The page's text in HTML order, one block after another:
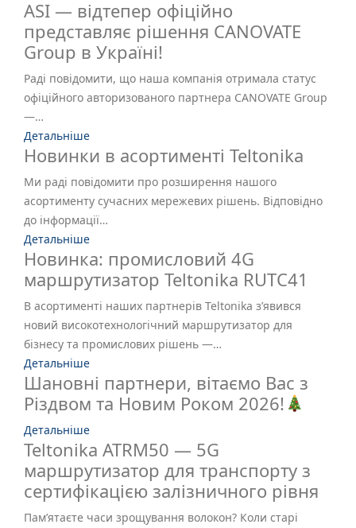
ASI — відтепер офіційно
представляє рішення CANOVATE
Group в Україні!
Раді повідомити, що наша компанія отримала статус
офіційного авторизованого партнера CANOVATE Group
—…
Детальніше
Новинки в асортименті Teltonika
Ми раді повідомити про розширення нашого
асортименту сучасних мережевих рішень. Відповідно
до інформації…
Детальніше
Новинка: промисловий 4G
маршрутизатор Teltonika RUTC41
В асортименті наших партнерів Teltonika з’явився
новий високотехнологічний маршрутизатор для
бізнесу та промислових рішень —…
Детальніше
Шановні партнери, вітаємо Вас з
Різдвом та Новим Роком 2026!
Детальніше
Teltonika ATRM50 — 5G
маршрутизатор для транспорту з
сертифікацією залізничного рівня
Пам’ятаєте часи зрощування волокон? Коли старі